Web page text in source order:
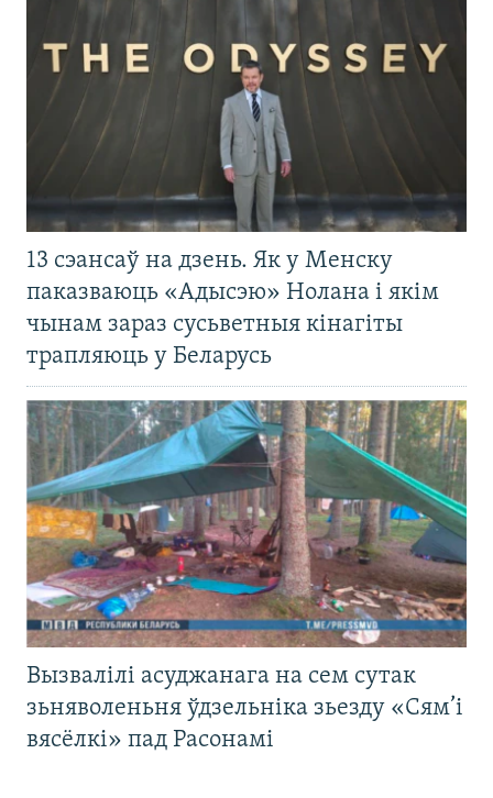
13 сэансаў на дзень. Як у Менску
паказваюць «Адысэю» Нолана і якім
чынам зараз сусьветныя кінагіты
трапляюць у Беларусь
Вызвалілі асуджанага на сем сутак
зьняволеньня ўдзельніка зьезду «Сям’і
вясёлкі» пад Расонамі